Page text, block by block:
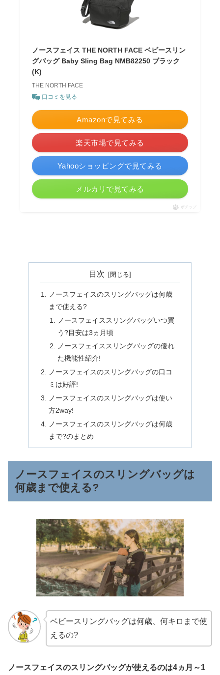
ノースフェイス THE NORTH FACE ベビースリン
グバッグ Baby Sling Bag NMB82250 ブラック
(K)
THE NORTH FACE
口コミを見る
Amazonで見てみる
楽天市場で見てみる
Yahooショッピングで見てみる
メルカリで見てみる
ポチップ
目次
ノースフェイスのスリングバッグは何歳
まで使える?
ノースフェイススリングバッグいつ買
う?目安は3ヵ月頃
ノースフェイススリングバッグの優れ
た機能性紹介!
ノースフェイスのスリングバッグの口コ
ミは好評!
ノースフェイスのスリングバッグは使い
方2way!
ノースフェイスのスリングバッグは何歳
まで?のまとめ
ノースフェイスのスリングバッグは
何歳まで使える?
ベビースリングバッグは何歳、何キロまで使
えるの?
ノースフェイスのスリングバッグが使えるのは4ヵ月～1